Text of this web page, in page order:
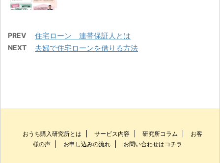
PREV 住宅ローン 連帯保証人とは
NEXT 夫婦で住宅ローンを借りる方法
おうち購入研究所とは サービス内容 研究所コラム
お客
様の声
お申し込みの流れ お問い合わせはコチラ